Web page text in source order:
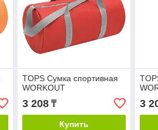
TOPS Сумка спортивная
WORKOUT
3 208₸
Купить
3